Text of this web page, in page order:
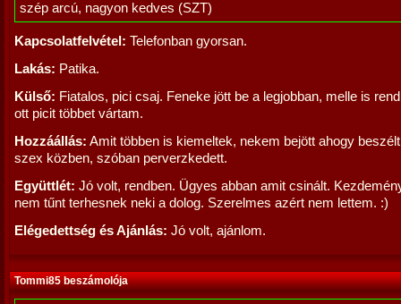
szép arcú, nagyon kedves (SZT)
Kapcsolatfelvétel: Telefonban gyorsan.
Lakás: Patika.
Külső: Fiatalos, pici csaj. Feneke jött be a legjobban, melle is
ott picit többet vártam.
Hozzáállás: Amit többen is kiemeltek, nekem bejött ahogy
szex közben, szóban perverzkedett.
Együttlét: Jó volt, rendben. Ügyes abban amit csinált.
nem tűnt terhesnek neki a dolog. Szerelmes azért nem lettem. :)
Elégedettség és Ajánlás: Jó volt, ajánlom.
Tommi85 beszámolója